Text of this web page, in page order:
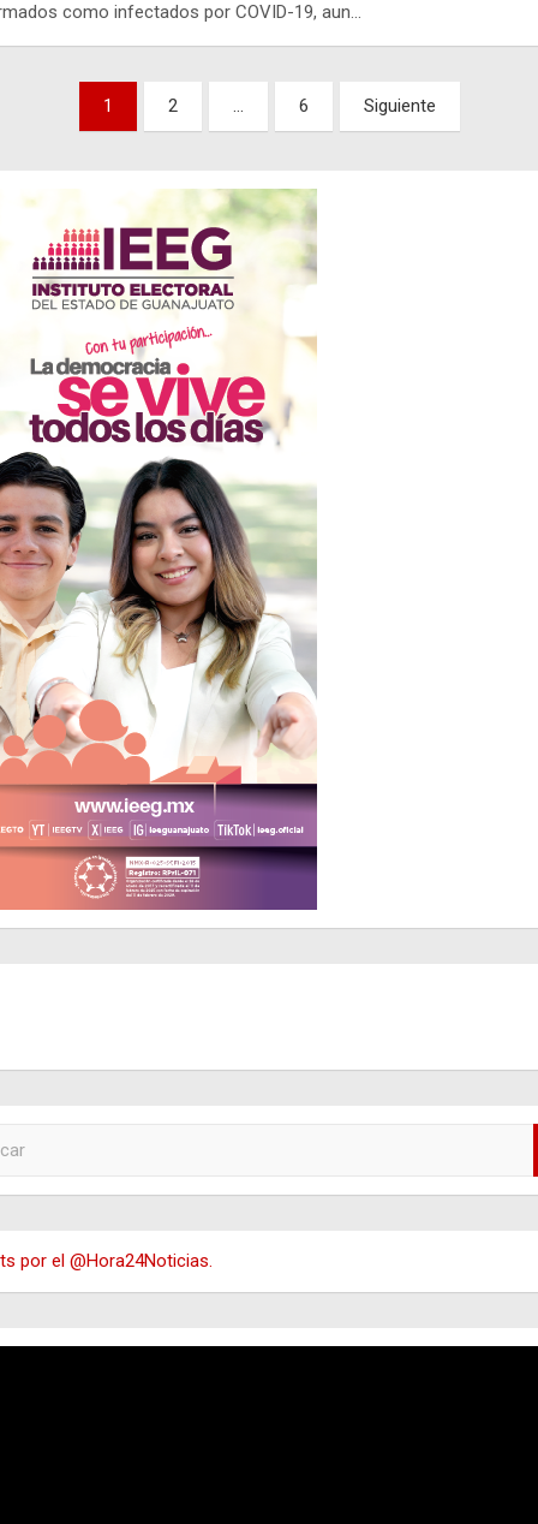
como infectados por COVID-19, aun…
1 2 … 6 Siguiente
por el @Hora24Noticias.